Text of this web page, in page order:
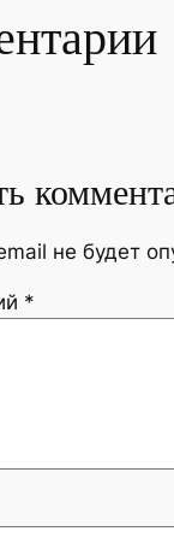
не будет
*